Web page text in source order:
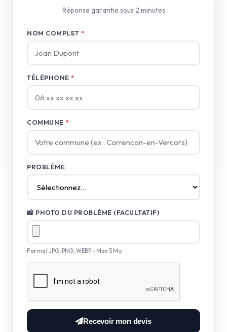
Réponse garantie sous 2 minutes
NOM COMPLET *
TÉLÉPHONE *
COMMUNE *
PROBLÈME
📸 PHOTO DU PROBLÈME (FACULTATIF)
Format JPG, PNG, WEBP - Max 5 Mo
Recevoir mon devis